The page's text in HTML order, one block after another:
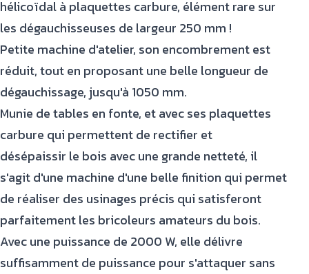
hélicoïdal à plaquettes carbure, élément rare sur
les dégauchisseuses de largeur 250 mm !
Petite machine d'atelier, son encombrement est
réduit, tout en proposant une belle longueur de
dégauchissage, jusqu'à 1050 mm.
Munie de tables en fonte, et avec ses plaquettes
carbure qui permettent de rectifier et
désépaissir le bois avec une grande netteté, il
s'agit d'une machine d'une belle finition qui permet
de réaliser des usinages précis qui satisferont
parfaitement les bricoleurs amateurs du bois.
Avec une puissance de 2000 W, elle délivre
suffisamment de puissance pour s'attaquer sans